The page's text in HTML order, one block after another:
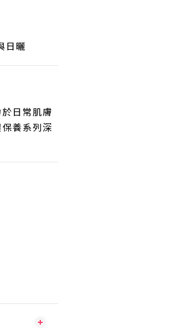
日曬
日常肌膚
養系列深